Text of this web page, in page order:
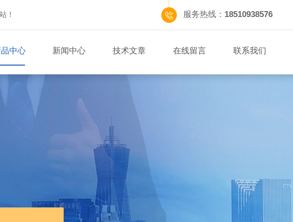
！ 服务热线： 18510938576
中心 新闻中心 技术文章 在线留言 联系我们